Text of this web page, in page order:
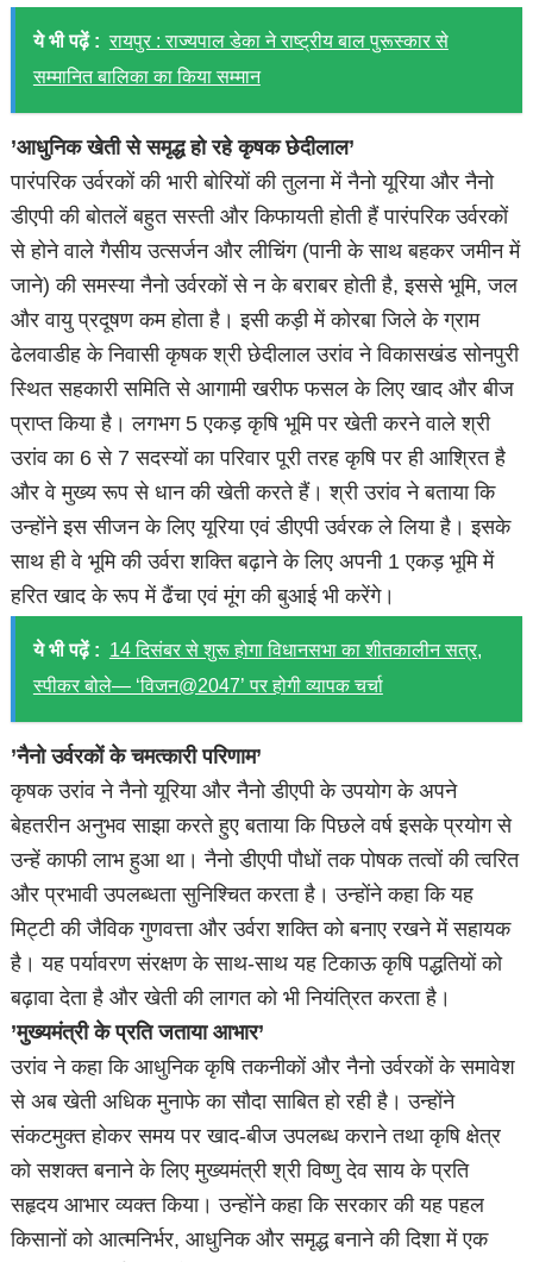
ये भी पढ़ें : रायपुर : राज्यपाल डेका ने राष्ट्रीय बाल पुरूस्कार से
सम्मानित बालिका का किया सम्मान
’आधुनिक खेती से समृद्ध हो रहे कृषक छेदीलाल’
पारंपरिक उर्वरकों की भारी बोरियों की तुलना में नैनो यूरिया और नैनो
डीएपी की बोतलें बहुत सस्ती और किफायती होती हैं पारंपरिक उर्वरकों
से होने वाले गैसीय उत्सर्जन और लीचिंग (पानी के साथ बहकर जमीन में
जाने) की समस्या नैनो उर्वरकों से न के बराबर होती है, इससे भूमि, जल
और वायु प्रदूषण कम होता है। इसी कड़ी में कोरबा जिले के ग्राम
ढेलवाडीह के निवासी कृषक श्री छेदीलाल उरांव ने विकासखंड सोनपुरी
स्थित सहकारी समिति से आगामी खरीफ फसल के लिए खाद और बीज
प्राप्त किया है। लगभग 5 एकड़ कृषि भूमि पर खेती करने वाले श्री
उरांव का 6 से 7 सदस्यों का परिवार पूरी तरह कृषि पर ही आश्रित है
और वे मुख्य रूप से धान की खेती करते हैं। श्री उरांव ने बताया कि
उन्होंने इस सीजन के लिए यूरिया एवं डीएपी उर्वरक ले लिया है। इसके
साथ ही वे भूमि की उर्वरा शक्ति बढ़ाने के लिए अपनी 1 एकड़ भूमि में
हरित खाद के रूप में ढैंचा एवं मूंग की बुआई भी करेंगे।
ये भी पढ़ें : 14 दिसंबर से शुरू होगा विधानसभा का शीतकालीन सत्र,
स्पीकर बोले— ‘विजन@2047’ पर होगी व्यापक चर्चा
’नैनो उर्वरकों के चमत्कारी परिणाम’
कृषक उरांव ने नैनो यूरिया और नैनो डीएपी के उपयोग के अपने
बेहतरीन अनुभव साझा करते हुए बताया कि पिछले वर्ष इसके प्रयोग से
उन्हें काफी लाभ हुआ था। नैनो डीएपी पौधों तक पोषक तत्वों की त्वरित
और प्रभावी उपलब्धता सुनिश्चित करता है। उन्होंने कहा कि यह
मिट्टी की जैविक गुणवत्ता और उर्वरा शक्ति को बनाए रखने में सहायक
है। यह पर्यावरण संरक्षण के साथ-साथ यह टिकाऊ कृषि पद्धतियों को
बढ़ावा देता है और खेती की लागत को भी नियंत्रित करता है।
’मुख्यमंत्री के प्रति जताया आभार’
उरांव ने कहा कि आधुनिक कृषि तकनीकों और नैनो उर्वरकों के समावेश
से अब खेती अधिक मुनाफे का सौदा साबित हो रही है। उन्होंने
संकटमुक्त होकर समय पर खाद-बीज उपलब्ध कराने तथा कृषि क्षेत्र
को सशक्त बनाने के लिए मुख्यमंत्री श्री विष्णु देव साय के प्रति
सहृदय आभार व्यक्त किया। उन्होंने कहा कि सरकार की यह पहल
किसानों को आत्मनिर्भर, आधुनिक और समृद्ध बनाने की दिशा में एक